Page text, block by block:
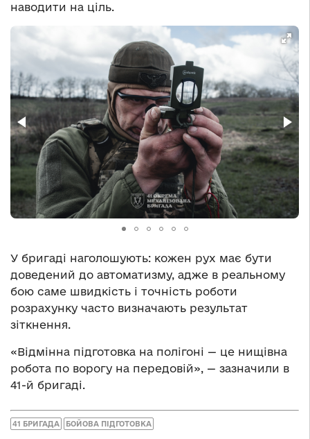
наводити на ціль.
У бригаді наголошують: кожен рух має бути
доведений до автоматизму, адже в реальному
бою саме швидкість і точність роботи
розрахунку часто визначають результат
зіткнення.
«Відмінна підготовка на полігоні — це нищівна
робота по ворогу на передовій», — зазначили в
41-й бригаді.
41 БРИГАДА БОЙОВА ПІДГОТОВКА